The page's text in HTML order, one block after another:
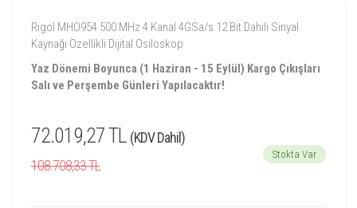
Rigol MHO954 500 MHz 4 Kanal 4GSa/s 12 Bit Dahili Sinyal
Kaynağı Özellikli Dijital Osiloskop
Yaz Dönemi Boyunca (1 Haziran - 15 Eylül) Kargo Çıkışları
Salı ve Perşembe Günleri Yapılacaktır!
72.019,27 TL (KDV Dahil)
108.708,33 TL
Stokta Var